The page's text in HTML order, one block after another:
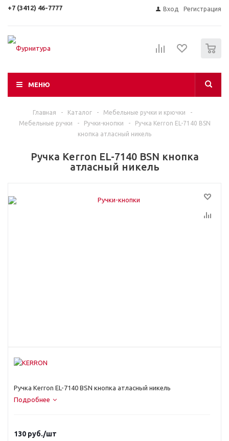
+7 (3412) 46-7777 Вход Регистрация
МЕНЮ
Главная - Каталог - Мебельные ручки и крючки
-
Мебельные ручки
- Ручки-кнопки -
Ручка Kerron EL-7140 BSN
кнопка атласный никель
Ручка Kerron EL-7140 BSN кнопка
атласный никель
Ручка Kerron EL-7140 BSN кнопка атласный никель
Подробнее
130 руб./шт